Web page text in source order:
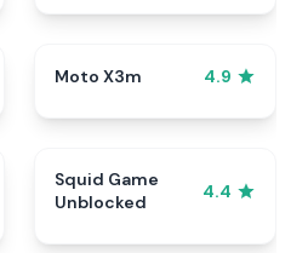
Moto X3m 4.9
Squid Game
Unblocked
4.4